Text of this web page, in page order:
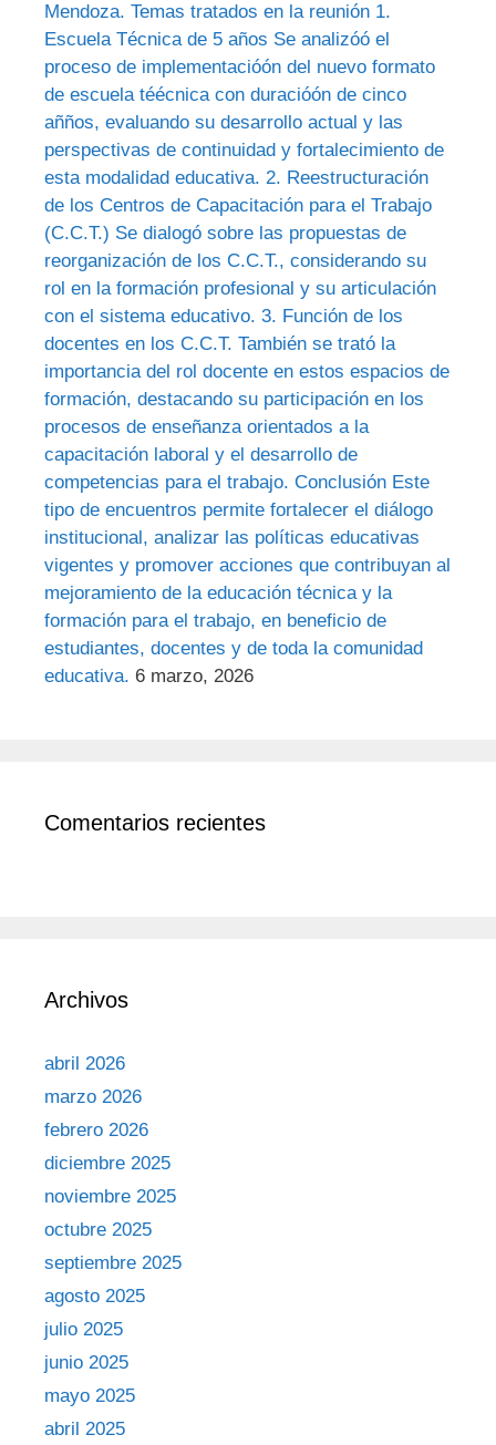
Mendoza. Temas tratados en la reunión 1.
Escuela Técnica de 5 años Se analizóó el
proceso de implementacióón del nuevo formato
de escuela téécnica con duracióón de cinco
añños, evaluando su desarrollo actual y las
perspectivas de continuidad y fortalecimiento de
esta modalidad educativa. 2. Reestructuración
de los Centros de Capacitación para el Trabajo
(C.C.T.) Se dialogó sobre las propuestas de
reorganización de los C.C.T., considerando su
rol en la formación profesional y su articulación
con el sistema educativo. 3. Función de los
docentes en los C.C.T. También se trató la
importancia del rol docente en estos espacios de
formación, destacando su participación en los
procesos de enseñanza orientados a la
capacitación laboral y el desarrollo de
competencias para el trabajo. Conclusión Este
tipo de encuentros permite fortalecer el diálogo
institucional, analizar las políticas educativas
vigentes y promover acciones que contribuyan al
mejoramiento de la educación técnica y la
formación para el trabajo, en beneficio de
estudiantes, docentes y de toda la comunidad
educativa. 6 marzo, 2026
Comentarios recientes
Archivos
abril 2026
marzo 2026
febrero 2026
diciembre 2025
noviembre 2025
octubre 2025
septiembre 2025
agosto 2025
julio 2025
junio 2025
mayo 2025
abril 2025